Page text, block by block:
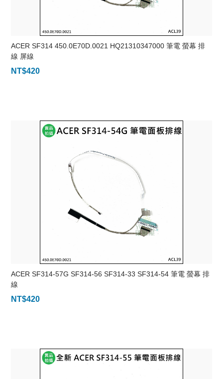
ACER SF314 450.0E70D.0021 HQ21310347000 筆電 螢幕 排
線 屏線
NT$420
ACER SF314-57G SF314-56 SF314-33 SF314-54 筆電 螢幕 排
線
NT$420